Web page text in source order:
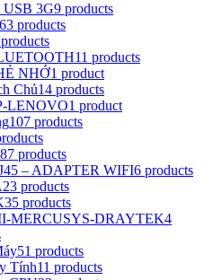
USB 3G9 products
63 products
11 products
NHỚ1 product
Chủ14 products
LENOVO1 product
107 products
87 products
– ADAPTER WIFI6 products
23 products
35 products
MERCUSYS-DRAYTEK4
51 products
Tính11 products